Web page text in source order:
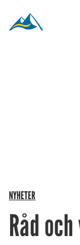
NYHETER
Råd